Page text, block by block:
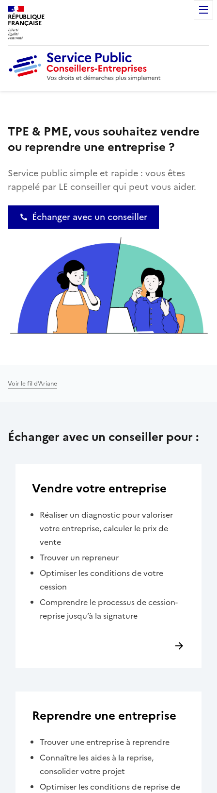
RÉPUBLIQUE
FRANÇAISE
TPE & PME, vous souhaitez vendre
ou reprendre une entreprise ?
Service public simple et rapide : vous êtes
rappelé par LE conseiller qui peut vous aider.
Échanger avec un conseiller
Voir le fil d’Ariane
Échanger avec un conseiller pour :
Vendre votre entreprise
Réaliser un diagnostic pour valoriser
votre entreprise, calculer le prix de
vente
Trouver un repreneur
Optimiser les conditions de votre
cession
Comprendre le processus de cession-
reprise jusqu’à la signature
Reprendre une entreprise
Trouver une entreprise à reprendre
Connaître les aides à la reprise,
consolider votre projet
Optimiser les conditions de reprise de